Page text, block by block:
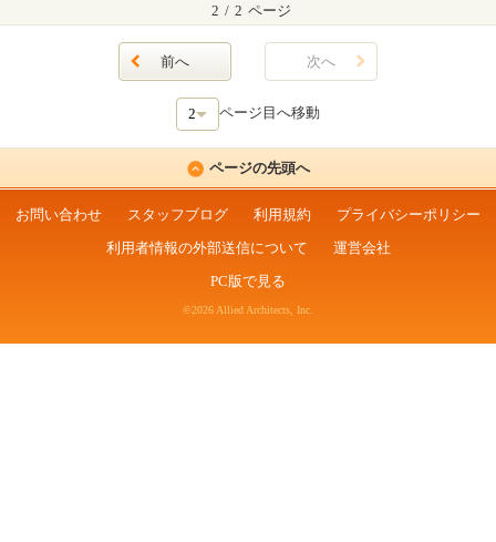
2 / 2 ページ
前へ 次へ
ページ目へ移動
ページの先頭へ
お問い合わせ スタッフブログ 利用規約
プライバシーポリシー
利用者情報の外部送信について
運営会社
PC版で見る
©2026 Allied Architects, Inc.